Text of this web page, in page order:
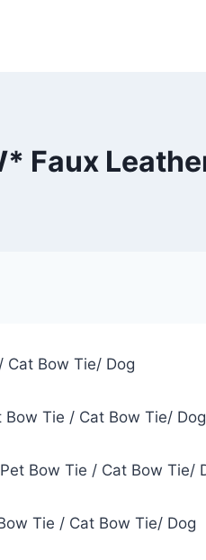
Faux
Cat Bow Tie/ Dog
Tie / Cat Bow Tie/ Dog
Bow Tie / Cat Bow Tie/
Tie / Cat Bow Tie/ Dog